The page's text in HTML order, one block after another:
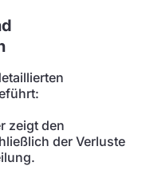
zeigt den
der Verluste